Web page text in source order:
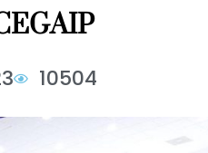
10504